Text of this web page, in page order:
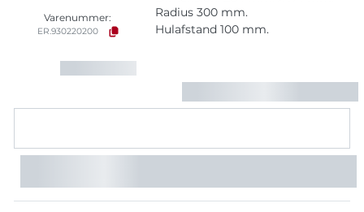
Varenummer:
ER.930220200
Radius 300 mm.
Hulafstand 100 mm.